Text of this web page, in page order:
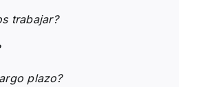
trabajar?
plazo?